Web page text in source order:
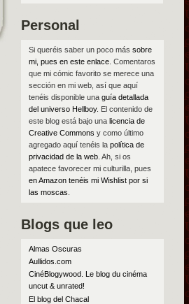
Personal
Si queréis saber un poco más sobre
mi, pues en este enlace. Comentaros
que mi cómic favorito se merece una
sección en mi web, así que aquí
tenéis disponible una guía detallada
del universo Hellboy. El contenido de
este blog está bajo una licencia de
Creative Commons y como último
agregado aquí tenéis la política de
privacidad de la web. Ah, si os
apatece favorecer mi culturilla, pues
en Amazon tenéis mi Wishlist por si
las moscas
Blogs que leo
Almas Oscuras
Aullidos.com
CinéBlogywood. Le blog du cinéma
uncut & unrated!
El blog del Chacal